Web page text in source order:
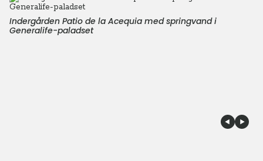
Indergården Patio de la Acequia med springvand i
Generalife-paladset